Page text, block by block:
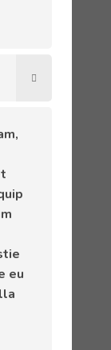
eu